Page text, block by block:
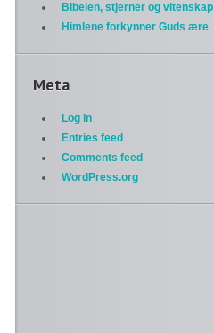
Bibelen, stjerner og vitenskap
Himlene forkynner Guds ære
Meta
Log in
Entries feed
Comments feed
WordPress.org